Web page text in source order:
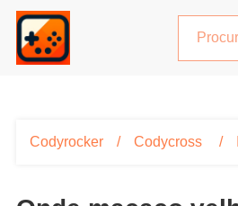
Codyrocker Codycross